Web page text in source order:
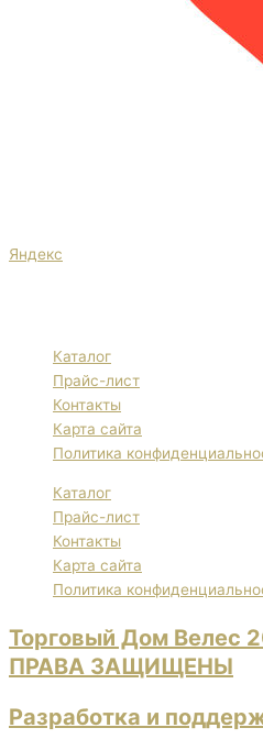
Яндекс
Каталог
Прайс-лист
Контакты
Карта сайта
Политика
Каталог
Прайс-лист
Контакты
Карта сайта
Политика
Торговый Дом Велес
ПРАВА ЗАЩИЩЕНЫ
Разработка и